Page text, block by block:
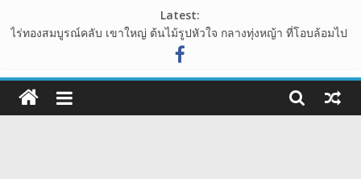
to
Latest:
ไร่ทองสมบูรณ์คลับ เขาใหญ่ ต้นไม้รูปหัวใจ กลางทุ่งหญ้า ที่โอบล้อมไป
อุทยานหินเขางู อ.เมืองราชบุรี แหล่งท่องเที่ยวเชิงธรรมชาติ ที่น่าแวะ
มาเช็คอิน
เขาพระยาเดินธง จุดชมวิวพระอาทิตย์ขึ้น ชมวิวทะเลหมอก จังหวัด
108guide
เว็บ